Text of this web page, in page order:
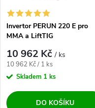
Invertor PERUN 220 E pro
MMA a LiftTIG
10 962 Kč/ ks
Měrná cena:
10 962 Kč / 1 ks
Skladem 1 ks
DO KOŠÍKU